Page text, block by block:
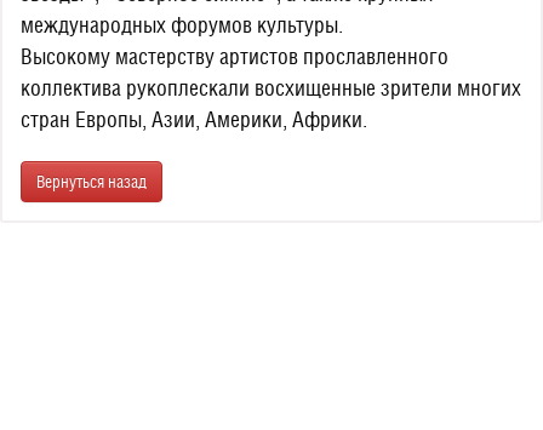
международных форумов культуры.
Высокому мастерству артистов прославленного
коллектива рукоплескали восхищенные зрители многих
стран Европы, Азии, Америки, Африки.
Вернуться назад